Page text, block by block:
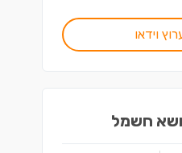
וידאו
חשמל